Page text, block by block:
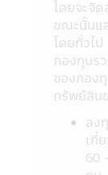
แอปพลิเ
15. บริษั
ปรับปรุง
แอปพลิเ
จำเป็นต้
16. บริษั
บริษัทจั
โดยจะ
ประกา
กำหนด
โดยจะจั
ขณะนั้นแ
โดยทั่ว
กองทุนร
ของกอ
ทรัพย์สิน
ลง
เกี่
60